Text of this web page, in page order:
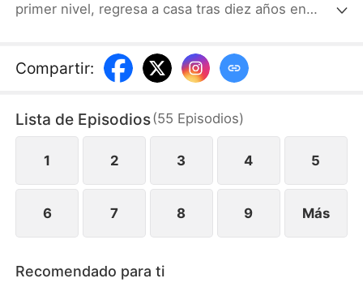
primer nivel, regresa a casa tras diez años en
hermana mayor, y descubre que los Castillo
planean apropiarse del patrimonio de los Montero.
silencio. Cuando finalmente revela quién es y
presenta pruebas irrefutables de sus crímenes, los
Castillo son llevados ante la justicia.
Compartir:
Lista de Episodios(55 Episodios)
1 2 3 4 5
6 7 8 9 Más
Recomendado para ti